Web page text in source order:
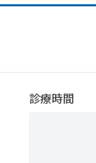
診療時間